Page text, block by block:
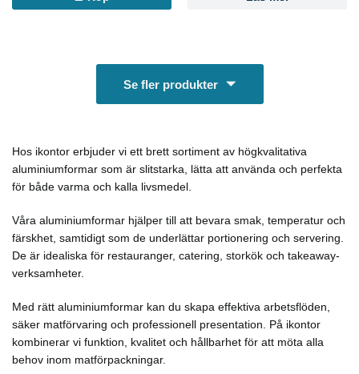
Se fler produkter
Hos ikontor erbjuder vi ett brett sortiment av högkvalitativa
aluminiumformar som är slitstarka, lätta att använda och perfekta
för både varma och kalla livsmedel.
Våra aluminiumformar hjälper till att bevara smak, temperatur och
färskhet, samtidigt som de underlättar portionering och servering.
De är idealiska för restauranger, catering, storkök och takeaway-
verksamheter.
Med rätt aluminiumformar kan du skapa effektiva arbetsflöden,
säker matförvaring och professionell presentation. På ikontor
kombinerar vi funktion, kvalitet och hållbarhet för att möta alla
behov inom matförpackningar.